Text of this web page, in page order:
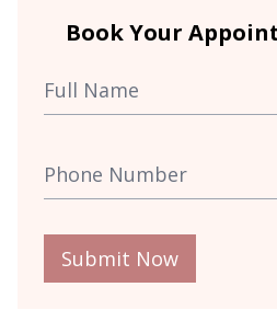
Book Your
Submit Now